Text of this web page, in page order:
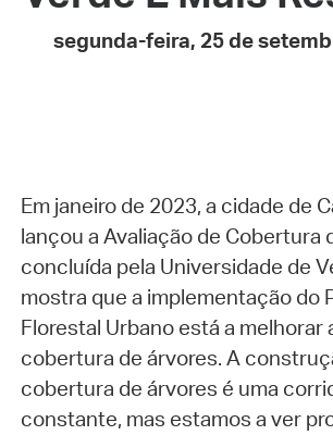
segunda-feira, 25 de
Em janeiro de 2023, a cidade de
lançou a Avaliação de Cobertura
concluída pela Universidade de
mostra que a implementação do
Florestal Urbano está a melhorar
cobertura de árvores. A
cobertura de árvores é uma
constante, mas estamos a ver